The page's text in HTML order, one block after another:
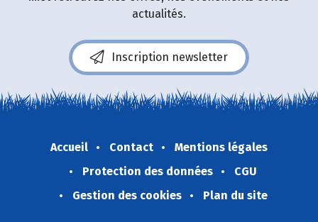
actualités.
Inscription newsletter
Accueil Contact
Mentions légales
Protection des données
CGU
Gestion des cookies
Plan du site